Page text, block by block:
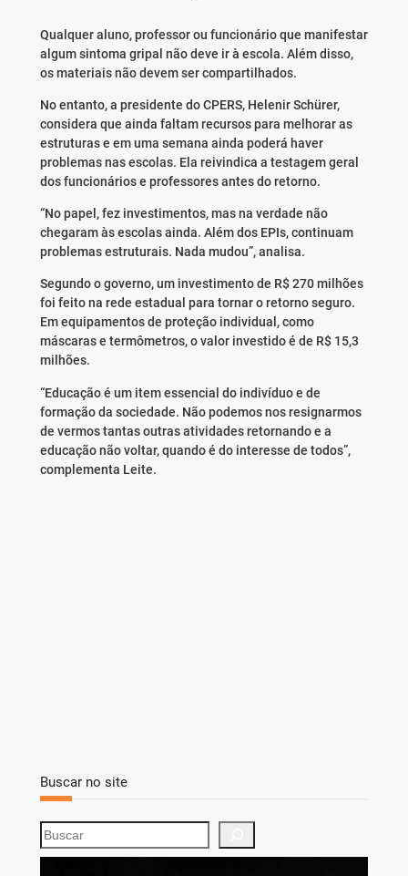
Qualqueraluno, professor ou funcionário que manifestar
algum sintoma gripal não deve ir à escola. Além disso,
os materiais não devem ser compartilhados.
No entanto, a presidente do CPERS, Helenir Schürer,
considera que ainda faltam recursos para melhorar as
estruturas e em uma semana ainda poderá haver
problemas nas escolas. Ela reivindica a testagem geral
dos funcionários e professores antes do retorno.
“No papel, fez investimentos, mas na verdade não
chegaram às escolas ainda. Além dos EPIs, continuam
problemas estruturais. Nada mudou”, analisa.
Segundo o governo, um investimento de R$ 270 milhões
foi feito na rede estadual para tornar o retorno seguro.
Em equipamentos de proteção individual, como
máscaras e termômetros, o valor investido é de R$ 15,3
milhões.
“Educação é um item essencial do indivíduo e de
formação da sociedade. Não podemos nos resignarmos
de vermos tantas outras atividades retornando e a
educação não voltar, quando é do interesse de todos”,
complementa Leite.
Buscar no site
S
e